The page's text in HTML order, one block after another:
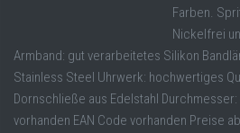
Farben.
Nickelfrei
Armband: gut verarbeitetes Silikon
Stainless Steel Uhrwerk: hochwertiges
Dornschließe aus Edelstahl
vorhanden EAN Code vorhanden Preise